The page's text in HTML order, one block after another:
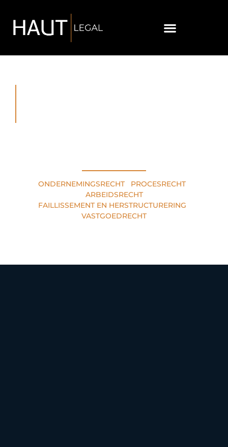
ONDERNEMINGSRECHT• PROCESRECHT•
ARBEIDSRECHT
FAILLISSEMENT EN HERSTRUCTURERING
VASTGOEDRECHT